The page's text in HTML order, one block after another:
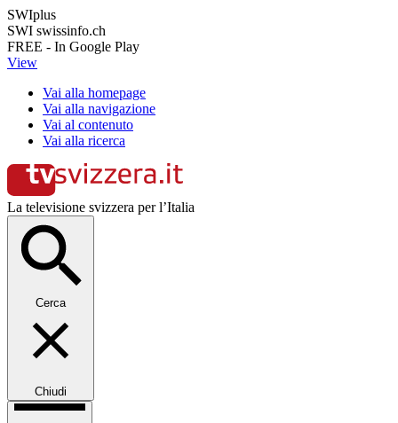
SWIplus
SWI swissinfo.ch
FREE - In Google Play
View
Vai alla homepage
Vai alla navigazione
Vai al contenuto
Vai alla ricerca
La televisione svizzera per l’Italia
Cerca
Chiudi